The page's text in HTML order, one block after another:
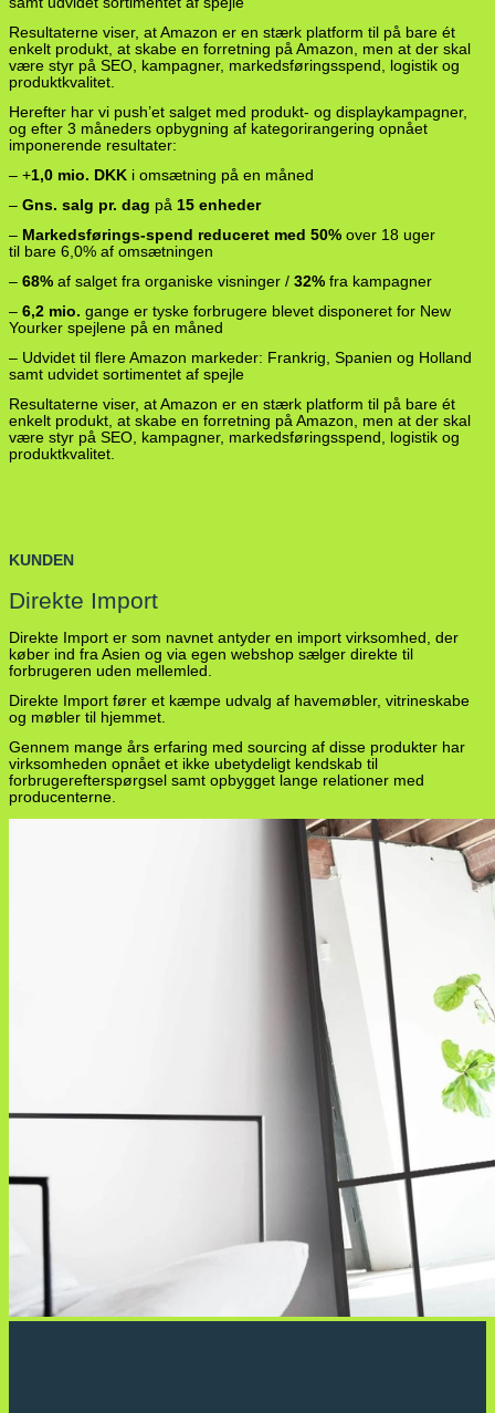
Resultaterne viser, at Amazon er en stærk platform til på bare ét
enkelt produkt, at skabe en forretning på Amazon, men at der skal
være styr på SEO, kampagner, markedsføringsspend, logistik og
produktkvalitet.
Herefter har vi push’et salget med produkt- og displaykampagner,
og efter 3 måneders opbygning af kategorirangering opnået
imponerende resultater:
– +1,0 mio. DKK i omsætning på en måned
– Gns. salg pr. dag på 15 enheder
– Markedsførings-spend reduceret med 50% over 18 uger
til bare 6,0% af omsætningen
– 68% af salget fra organiske visninger / 32% fra kampagner
– 6,2 mio. gange er tyske forbrugere blevet disponeret for New
Yourker spejlene på en måned
– Udvidet til flere Amazon markeder: Frankrig, Spanien og Holland
samt udvidet sortimentet af spejle
Resultaterne viser, at Amazon er en stærk platform til på bare ét
enkelt produkt, at skabe en forretning på Amazon, men at der skal
være styr på SEO, kampagner, markedsføringsspend, logistik og
produktkvalitet.
KUNDEN
Direkte Import
Direkte Import er som navnet antyder en import virksomhed, der
køber ind fra Asien og via egen webshop sælger direkte til
forbrugeren uden mellemled.
Direkte Import fører et kæmpe udvalg af havemøbler, vitrineskabe
og møbler til hjemmet.
Gennem mange års erfaring med sourcing af disse produkter har
virksomheden opnået et ikke ubetydeligt kendskab til
forbrugerefterspørgsel samt opbygget lange relationer med
producenterne.